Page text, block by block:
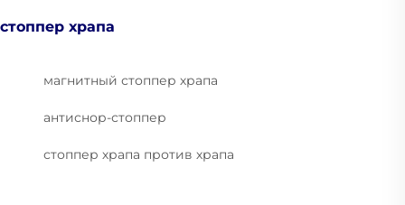
стоппер храпа
магнитный стоппер храпа
антиснор-стоппер
стоппер храпа против храпа